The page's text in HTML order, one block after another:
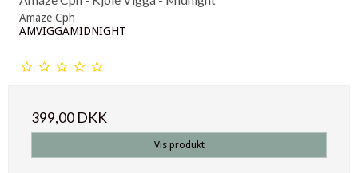
Amaze Cph
AMVIGGAMIDNIGHT
399,00 DKK
Vis produkt